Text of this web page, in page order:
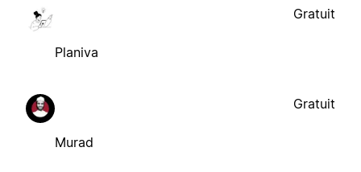
Planiva
Gratuit
Murad
Gratuit